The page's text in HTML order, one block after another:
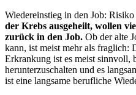
Wiedereinstieg in den Job:
der Krebs ausgeheilt, wollen
zurück in den Job. Ob der alte
kann, ist meist mehr als fraglich:
Erkrankung ist es meist sinnvoll,
herunterzuschalten und es
ist eine langsame berufliche